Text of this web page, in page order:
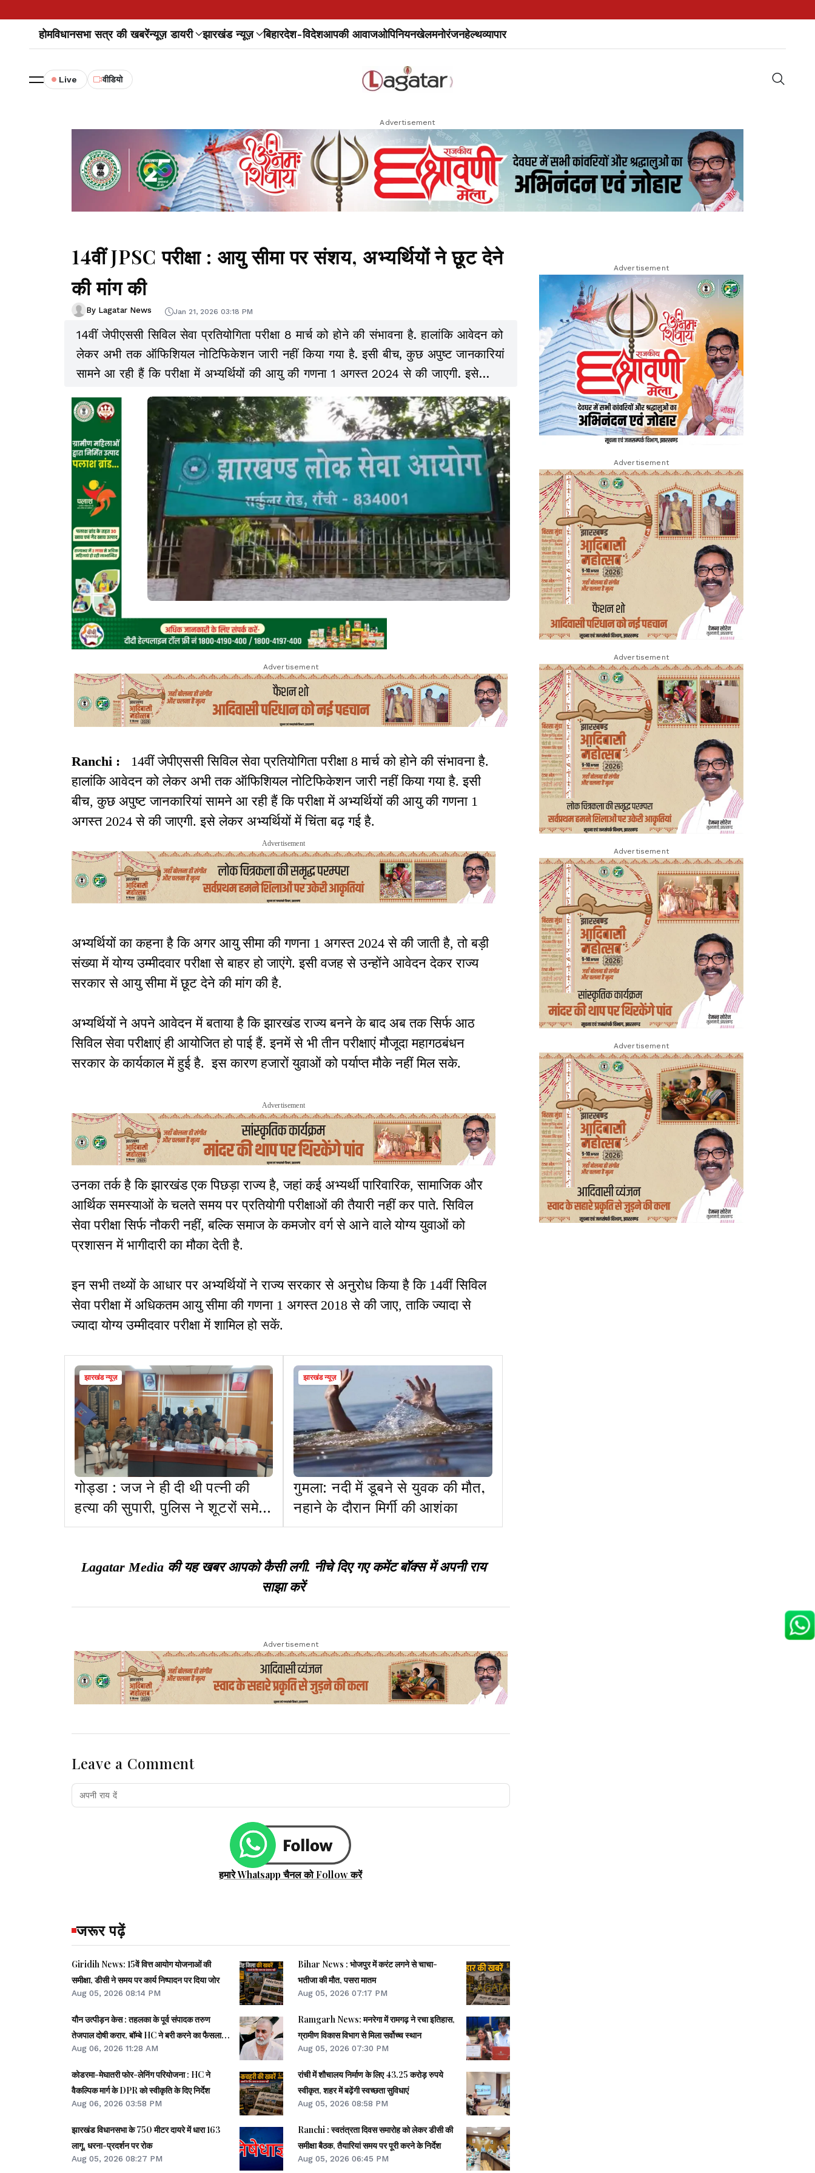
होमविधानसभा सत्र की खबरेंन्यूज़ डायरी झारखंड न्यूज़ बिहारदेश-विदेशआपकी आवाजओपिनियनखेलमनोरंजनहेल्थव्यापार
Live वीडियो
Advertisement
14वीं JPSC परीक्षा : आयु सीमा पर संशय, अभ्यर्थियों ने छूट देने
की मांग की
By Lagatar News Jan 21, 2026 03:18 PM
14वीं जेपीएससी सिविल सेवा प्रतियोगिता परीक्षा 8 मार्च को होने की संभावना है. हालांकि आवेदन को
लेकर अभी तक ऑफिशियल नोटिफिकेशन जारी नहीं किया गया है. इसी बीच, कुछ अपुष्ट जानकारियां
सामने आ रही हैं कि परीक्षा में अभ्यर्थियों की आयु की गणना 1 अगस्त 2024 से की जाएगी. इसे
लेकर अभ्यर्थियों में चिंता बढ़ गई है.
Advertisement
Ranchi :
14वीं जेपीएससी सिविल सेवा प्रतियोगिता परीक्षा 8 मार्च को होने की संभावना है.
हालांकि आवेदन को लेकर अभी तक ऑफिशियल नोटिफिकेशन जारी नहीं किया गया है. इसी
बीच, कुछ अपुष्ट जानकारियां सामने आ रही हैं कि परीक्षा में अभ्यर्थियों की आयु की गणना 1
अगस्त 2024 से की जाएगी. इसे लेकर अभ्यर्थियों में चिंता बढ़ गई है.
Advertisement
अभ्यर्थियों का कहना है कि अगर आयु सीमा की गणना 1 अगस्त 2024 से की जाती है, तो बड़ी
संख्या में योग्य उम्मीदवार परीक्षा से बाहर हो जाएंगे. इसी वजह से उन्होंने आवेदन देकर राज्य
सरकार से आयु सीमा में छूट देने की मांग की है.
अभ्यर्थियों ने अपने आवेदन में बताया है कि झारखंड राज्य बनने के बाद अब तक सिर्फ आठ
सिविल सेवा परीक्षाएं ही आयोजित हो पाई हैं. इनमें से भी तीन परीक्षाएं मौजूदा महागठबंधन
सरकार के कार्यकाल में हुई है. इस कारण हजारों युवाओं को पर्याप्त मौके नहीं मिल सके.
Advertisement
उनका तर्क है कि झारखंड एक पिछड़ा राज्य है, जहां कई अभ्यर्थी पारिवारिक, सामाजिक और
आर्थिक समस्याओं के चलते समय पर प्रतियोगी परीक्षाओं की तैयारी नहीं कर पाते. सिविल
सेवा परीक्षा सिर्फ नौकरी नहीं, बल्कि समाज के कमजोर वर्ग से आने वाले योग्य युवाओं को
प्रशासन में भागीदारी का मौका देती है.
इन सभी तथ्यों के आधार पर अभ्यर्थियों ने राज्य सरकार से अनुरोध किया है कि 14वीं सिविल
सेवा परीक्षा में अधिकतम आयु सीमा की गणना 1 अगस्त 2018 से की जाए, ताकि ज्यादा से
ज्यादा योग्य उम्मीदवार परीक्षा में शामिल हो सकें.
झारखंड न्यूज़
गोड्डा : जज ने ही दी थी पत्नी की
हत्या की सुपारी, पुलिस ने शूटरों समेत
तीन को पकड़ा
झारखंड न्यूज़
गुमला: नदी में डूबने से युवक की मौत,
नहाने के दौरान मिर्गी की आशंका
Lagatar Media की यह खबर आपको कैसी लगी. नीचे दिए गए कमेंट बॉक्स में अपनी राय
साझा करें
Advertisement
Leave a Comment
हमारे Whatsapp चैनल को Follow करें
जरूर पढ़ें
Giridih News: 15वें वित्त आयोग योजनाओं की
समीक्षा, डीसी ने समय पर कार्य निष्पादन पर दिया जोर
Aug 05, 2026 08:14 PM
यौन उत्पीड़न केस : तहलका के पूर्व संपादक तरुण
तेजपाल दोषी करार, बॉम्बे HC ने बरी करने का फैसला
पलटा
Aug 06, 2026 11:28 AM
कोडरमा-मेघातरी फोर-लेनिंग परियोजना : HC ने
वैकल्पिक मार्ग के DPR को स्वीकृति के दिए निर्देश
Aug 06, 2026 03:58 PM
झारखंड विधानसभा के 750 मीटर दायरे में धारा 163
लागू, धरना-प्रदर्शन पर रोक
Aug 05, 2026 08:27 PM
Bihar News : भोजपुर में करंट लगने से चाचा-
भतीजा की मौत, पसरा मातम
Aug 05, 2026 07:17 PM
Ramgarh News: मनरेगा में रामगढ़ ने रचा इतिहास,
ग्रामीण विकास विभाग से मिला सर्वोच्च स्थान
Aug 05, 2026 07:30 PM
रांची में शौचालय निर्माण के लिए 43.25 करोड़ रुपये
स्वीकृत, शहर में बढ़ेंगी स्वच्छता सुविधाएं
Aug 05, 2026 08:58 PM
Ranchi : स्वतंत्रता दिवस समारोह को लेकर डीसी की
समीक्षा बैठक, तैयारियां समय पर पूरी करने के निर्देश
Aug 05, 2026 06:45 PM
Advertisement
Advertisement
Advertisement
Advertisement
Advertisement